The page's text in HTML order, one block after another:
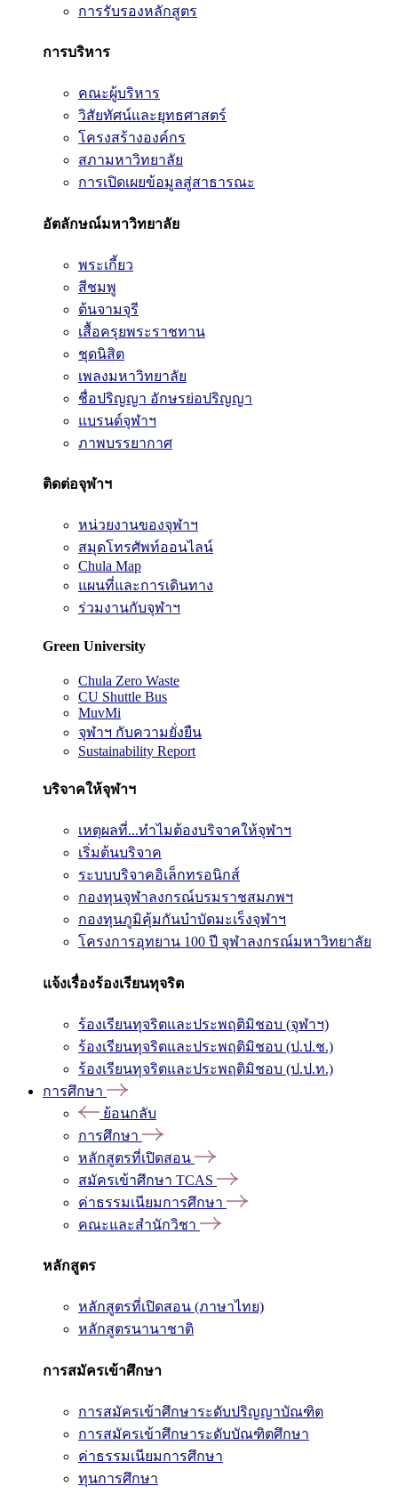
การรับรองหลักสูตร
การบริหาร
คณะผู้บริหาร
วิสัยทัศน์และยุทธศาสตร์
โครงสร้างองค์กร
สภามหาวิทยาลัย
การเปิดเผยข้อมูลสู่สาธารณะ
อัตลักษณ์มหาวิทยาลัย
พระเกี้ยว
สีชมพู
ต้นจามจุรี
เสื้อครุยพระราชทาน
ชุดนิสิต
เพลงมหาวิทยาลัย
ชื่อปริญญา อักษรย่อปริญญา
แบรนด์จุฬาฯ
ภาพบรรยากาศ
ติดต่อจุฬาฯ
หน่วยงานของจุฬาฯ
สมุดโทรศัพท์ออนไลน์
Chula Map
แผนที่และการเดินทาง
ร่วมงานกับจุฬาฯ
Green University
Chula Zero Waste
CU Shuttle Bus
MuvMi
จุฬาฯ กับความยั่งยืน
Sustainability Report
บริจาคให้จุฬาฯ
เหตุผลที่...ทำไมต้องบริจาคให้จุฬาฯ
เริ่มต้นบริจาค
ระบบบริจาคอิเล็กทรอนิกส์
กองทุนจุฬาลงกรณ์บรมราชสมภพฯ
กองทุนภูมิคุ้มกันบำบัดมะเร็งจุฬาฯ
โครงการอุทยาน 100 ปี จุฬาลงกรณ์มหาวิทยาลัย
แจ้งเรื่องร้องเรียนทุจริต
ร้องเรียนทุจริตและประพฤติมิชอบ (จุฬาฯ)
ร้องเรียนทุจริตและประพฤติมิชอบ (ป.ป.ช.)
ร้องเรียนทุจริตและประพฤติมิชอบ (ป.ป.ท.)
การศึกษา
ย้อนกลับ
การศึกษา
หลักสูตรที่เปิดสอน
สมัครเข้าศึกษา TCAS
ค่าธรรมเนียมการศึกษา
คณะและสำนักวิชา
หลักสูตร
หลักสูตรที่เปิดสอน (ภาษาไทย)
หลักสูตรนานาชาติ
การสมัครเข้าศึกษา
การสมัครเข้าศึกษาระดับปริญญาบัณฑิต
การสมัครเข้าศึกษาระดับบัณฑิตศึกษา
ค่าธรรมเนียมการศึกษา
ทุนการศึกษา